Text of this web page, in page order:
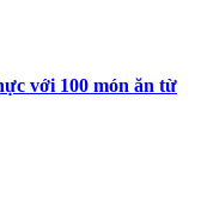
với 100 món ăn từ